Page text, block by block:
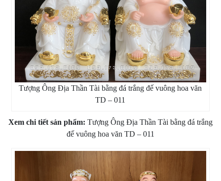
Tượng Ông Địa Thần Tài bằng đá trắng đế vuông hoa văn
TD – 011
Xem chi tiết sản phẩm: Tượng Ông Địa Thần Tài bằng đá trắng
đế vuông hoa văn TD – 011